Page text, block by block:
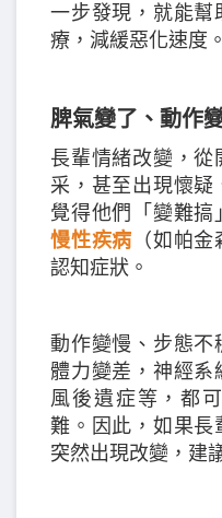
一步發現，就能幫
療，減緩惡化速度。
脾氣變了、動作
長輩情緒改變，
采，甚至出現懷疑
覺得他們「變難搞
慢性疾病 （如帕
認知症狀。
動作變慢、步態不
體力變差，神經系
風後遺症等，都
難。因此，如果長
突然出現改變，建